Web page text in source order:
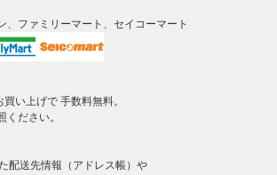
、ファミリーマート、セイコーマート
い上げで 手数料無料。
ください。
配送先情報（アドレス帳）や